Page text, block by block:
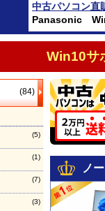
中古パソコン直
Panasonic
Win10サ
(84)
(5)
(1)
(7)
(3)
ノ